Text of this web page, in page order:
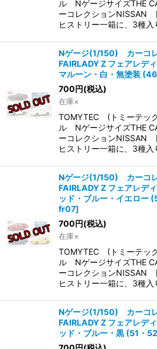
ル NゲージサイズTHE
ーコレクションNISSAN
ヒストリー一箱に、3種
Nゲージ(1/150) カーコ
FAIRLADY Z フェアレデ
マルーン・白・無塗装
700円(税込)
在庫×
TOMYTEC (トミーテッ
ル NゲージサイズTHE
ーコレクションNISSAN
ヒストリー一箱に、3種
Nゲージ(1/150) カーコ
FAIRLADY Z フェアレデ
ッド・ブルー・イエロー
fr07]
700円(税込)
在庫×
TOMYTEC (トミーテッ
ル NゲージサイズTHE
ーコレクションNISSAN
ヒストリー一箱に、3種
Nゲージ(1/150) カーコ
FAIRLADY Z フェアレデ
ッド・ブルー・黒 (51・